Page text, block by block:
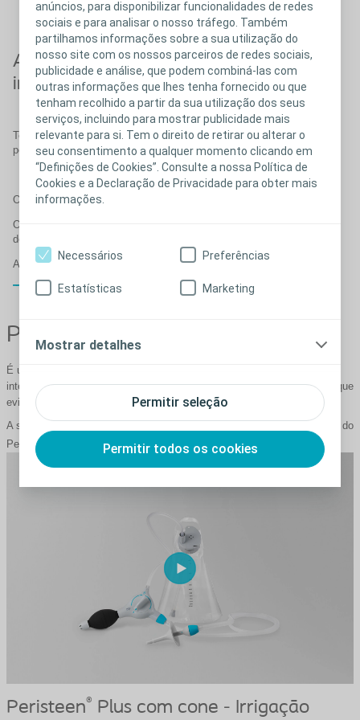
anúncios, para disponibilizar funcionalidades de redes
sociais e para analisar o nosso tráfego. Também
partilhamos informações sobre a sua utilização do
nosso site com os nossos parceiros de redes sociais,
publicidade e análise, que podem combiná-las com
outras informações que lhes tenha fornecido ou que
tenham recolhido a partir da sua utilização dos seus
serviços, incluindo para mostrar publicidade mais
relevante para si. Tem o direito de retirar ou alterar o
seu consentimento a qualquer momento clicando em
“Definições de Cookies”. Consulte a nossa Política de
Cookies e a Declaração de Privacidade para obter mais
informações.
Permitir seleção
Permitir todos os cookies
Necessários Preferências
Estatísticas Marketing
Mostrar detalhes
diminui o risco de prisão de ventre.
A importância de uma rotina
intestinal
Ter a possibilidade de decidir onde e quando esvaziar o intestino
pode melhorar significativamente a qualidade de vida.
Os problemas intestinais são extremamente comuns.
O plano para cuidar do intestino e como encaixá-lo na vida diária
deve ser exclusivo para cada pessoa.
A evacuação intestinal regular evita perdas e obstipação crónica.
Fechar
Peristeen Plus
É uma ferramenta que pode ajudá-lo no tratamento dos seus problemas
intestinais, permitindo-lhe alcançar uma rotina de evacuação intestinal que
evita perdas ou obstipação.
A seguir, apresentamos três vídeos explicativos sobre o funcionamento do
Peristeen
Peristeen® Plus com cone - Irrigação